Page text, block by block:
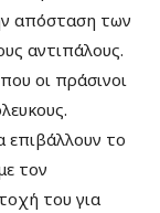
απόσταση των
αντιπάλους.
οι πράσινοι
το
τον
του για